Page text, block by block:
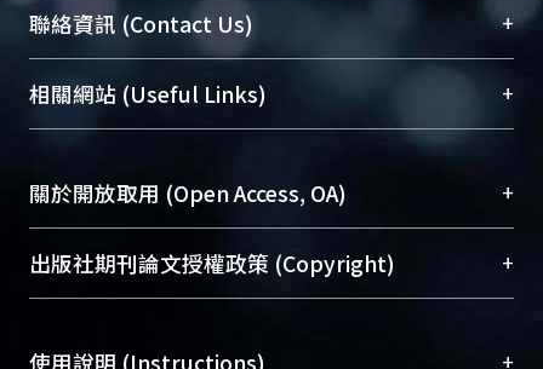
臺大位居世界頂尖大學之列，為永久珍藏及向國際
展現本校豐碩的研究成果及學術能量，圖書館整合
機構典藏（NTUR）與學術庫（AH）不同功能平
台，成為臺大學術典藏NTU scholars。期能整合研
究能量、促進交流合作、保存學術產出、推廣研究
成果。
To permanently archive and promote researcher
profiles and scholarly works, Library integrates the
services of “NTU Repository” with “Academic
聯絡資訊 (Contact Us) +
總館學科館員(Main Library)
醫學圖書館學科館員(Medical Library)
(Social
Sciences Library)
相關網站 (Useful Links) +
關於開放取用 (Open Access, OA) +
開放取用是從使用者角度提升資訊取用性的社會運
動，應用在學術研究上是透過將研究著作公開供使
用逐年攀升。同時可加速研究發展、提升研究影響
出版社期刊論文授權政策 (Copyright) +
使用說明 (Instructions) +